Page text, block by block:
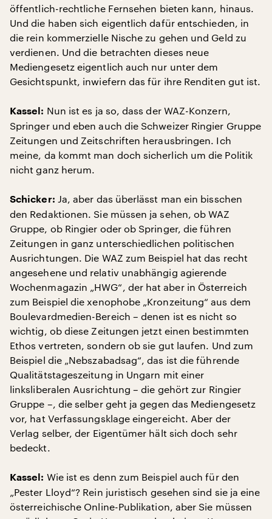
öffentlich-rechtliche Fernsehen bieten kann, hinaus.
Und die haben sich eigentlich dafür entschieden, in
die rein kommerzielle Nische zu gehen und Geld zu
verdienen. Und die betrachten dieses neue
Mediengesetz eigentlich auch nur unter dem
Gesichtspunkt, inwiefern das für ihre Renditen gut ist.
Kassel: Nun ist es ja so, dass der WAZ-Konzern,
Springer und eben auch die Schweizer Ringier Gruppe
Zeitungen und Zeitschriften herausbringen. Ich
meine, da kommt man doch sicherlich um die Politik
nicht ganz herum.
Schicker: Ja, aber das überlässt man ein bisschen
den Redaktionen. Sie müssen ja sehen, ob WAZ
Gruppe, ob Ringier oder ob Springer, die führen
Zeitungen in ganz unterschiedlichen politischen
Ausrichtungen. Die WAZ zum Beispiel hat das recht
angesehene und relativ unabhängig agierende
Wochenmagazin „HWG“, der hat aber in Österreich
zum Beispiel die xenophobe „Kronzeitung“ aus dem
Boulevardmedien-Bereich – denen ist es nicht so
wichtig, ob diese Zeitungen jetzt einen bestimmten
Ethos vertreten, sondern ob sie gut laufen. Und zum
Beispiel die „Nebszabadsag“, das ist die führende
Qualitätstageszeitung in Ungarn mit einer
linksliberalen Ausrichtung – die gehört zur Ringier
Gruppe –, die selber geht ja gegen das Mediengesetz
vor, hat Verfassungsklage eingereicht. Aber der
Verlag selber, der Eigentümer hält sich doch sehr
bedeckt.
Kassel: Wie ist es denn zum Beispiel auch für den
„Pester Lloyd“? Rein juristisch gesehen sind sie ja eine
österreichische Online-Publikation, aber Sie müssen